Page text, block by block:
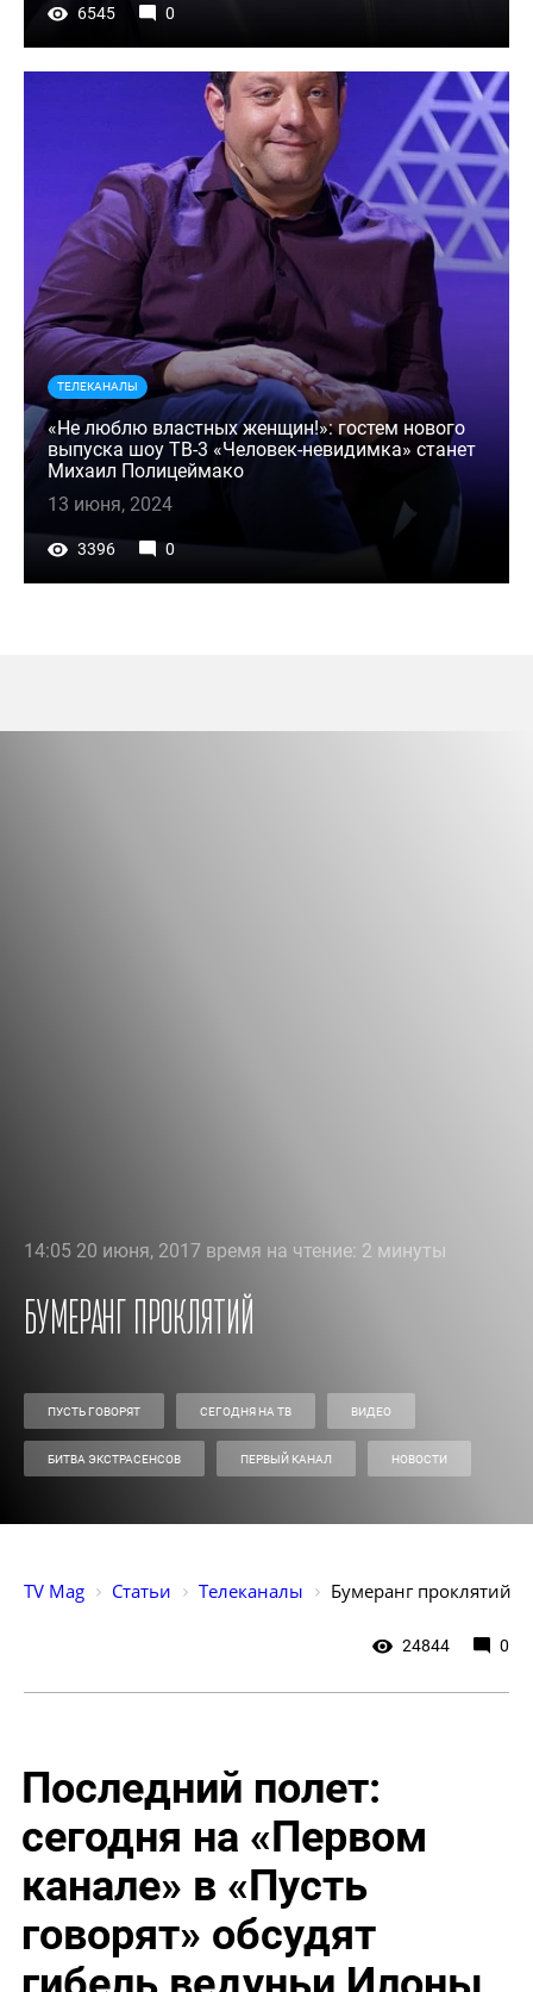
6545 0
ТЕЛЕКАНАЛЫ
«Не люблю властных женщин!»: гостем нового
выпуска шоу ТВ-3 «Человек-невидимка» станет
Михаил Полицеймако
13 июня, 2024
3396 0
14:05 20 июня, 2017 время на чтение: 2 минуты
Бумеранг проклятий
ПУСТЬ ГОВОРЯТ СЕГОДНЯ НА ТВ ВИДЕО
БИТВА ЭКСТРАСЕНСОВ ПЕРВЫЙ КАНАЛ НОВОСТИ
TV Mag Статьи Телеканалы Бумеранг
проклятий
Последний полет:
сегодня на «Первом
канале» в «Пусть
говорят» обсудят